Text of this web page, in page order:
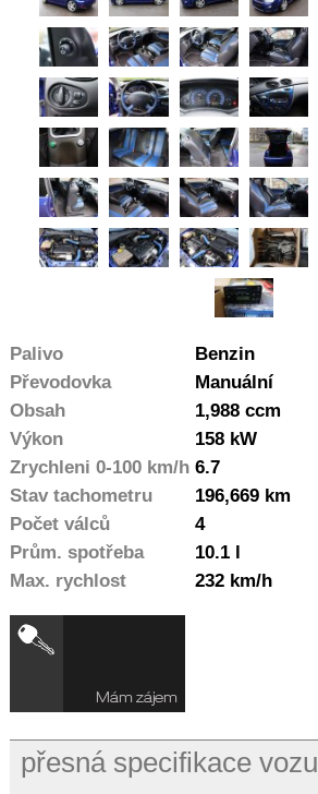
Palivo
Benzin
Převodovka
Manuální
Obsah
1,988 ccm
Výkon
158 kW
Zrychleni 0-100 km/h 6.7
Stav tachometru
196,669 km
Počet válců
4
Prům. spotřeba
10.1 l
Max. rychlost
232 km/h
přesná specifikace vozu